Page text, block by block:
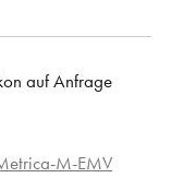
auf Anfrage
M-EMV